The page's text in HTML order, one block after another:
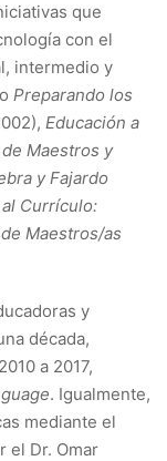
que
con el
intermedio y
Preparando los
Educación a
Maestros y
y Fajardo
Currículo:
Maestros/as
y
década,
a 2017,
. Igualmente,
mediante el
el Dr. Omar